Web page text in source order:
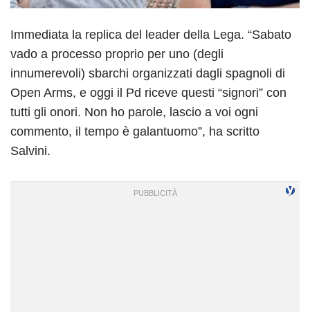
Immediata la replica del leader della Lega. “Sabato
vado a processo proprio per uno (degli
innumerevoli) sbarchi organizzati dagli spagnoli di
Open Arms, e oggi il Pd riceve questi “signori” con
tutti gli onori. Non ho parole, lascio a voi ogni
commento, il tempo è galantuomo”, ha scritto
Salvini.